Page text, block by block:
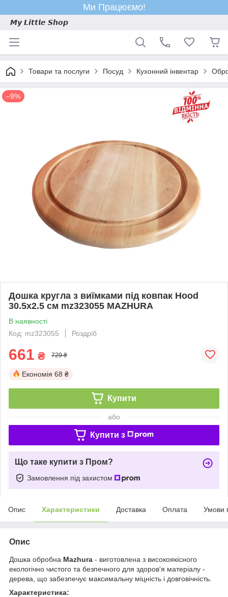
Ми Працюємо!
𝙈𝙮 𝙇𝙞𝙩𝙩𝙡𝙚 𝙎𝙝𝙤𝙥
Товари та послуги Посуд Кухонний інвентар
–9%
Дошка кругла з виїмками під ковпак Hood
30.5х2.5 см mz323055 MAZHURA
В наявності
Код: mz323055
Роздріб
661 ₴ 729 ₴
Економія 68 ₴
Купити
або
Купити з
Що таке купити з Пром?
Замовлення під захистом
Опис Характеристики Доставка Оплата Умови
Опис
Дошка обробна Mazhura - виготовлена ​​з високоякісного
екологічно чистого та безпечного для здоров'я матеріалу -
дерева, що забезпечує максимальну міцність і довговічність.
Характеристика: